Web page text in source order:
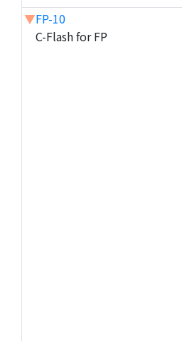
▼FP-10
C-Flash for FP